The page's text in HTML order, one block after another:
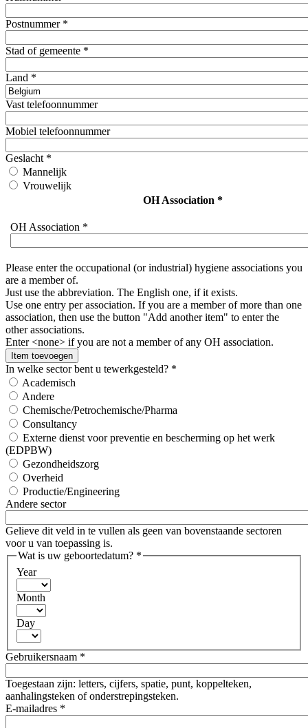
Postnummer *
Stad of gemeente *
Land *
Vast telefoonnummer
Mobiel telefoonnummer
Geslacht *
Mannelijk
Vrouwelijk
OH Association *
OH Association *
Please enter the occupational (or industrial) hygiene associations you
are a member of.
Just use the abbreviation. The English one, if it exists.
Use one entry per association. If you are a member of more than one
association, then use the button "Add another item" to enter the
other associations.
Enter <none> if you are not a member of any OH association.
In welke sector bent u tewerkgesteld? *
Academisch
Andere
Chemische/Petrochemische/Pharma
Consultancy
Externe dienst voor preventie en bescherming op het werk
(EDPBW)
Gezondheidszorg
Overheid
Productie/Engineering
Andere sector
Gelieve dit veld in te vullen als geen van bovenstaande sectoren
voor u van toepassing is.
Wat is uw geboortedatum? *
Year
Month
Day
Gebruikersnaam *
Toegestaan zijn: letters, cijfers, spatie, punt, koppelteken,
aanhalingsteken of onderstrepingsteken.
E-mailadres *